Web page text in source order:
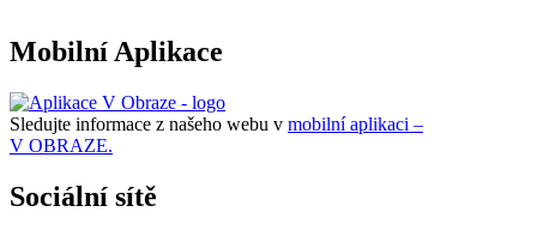
Mobilní Aplikace
Sledujte informace z našeho webu v mobilní aplikaci –
V OBRAZE.
Sociální sítě